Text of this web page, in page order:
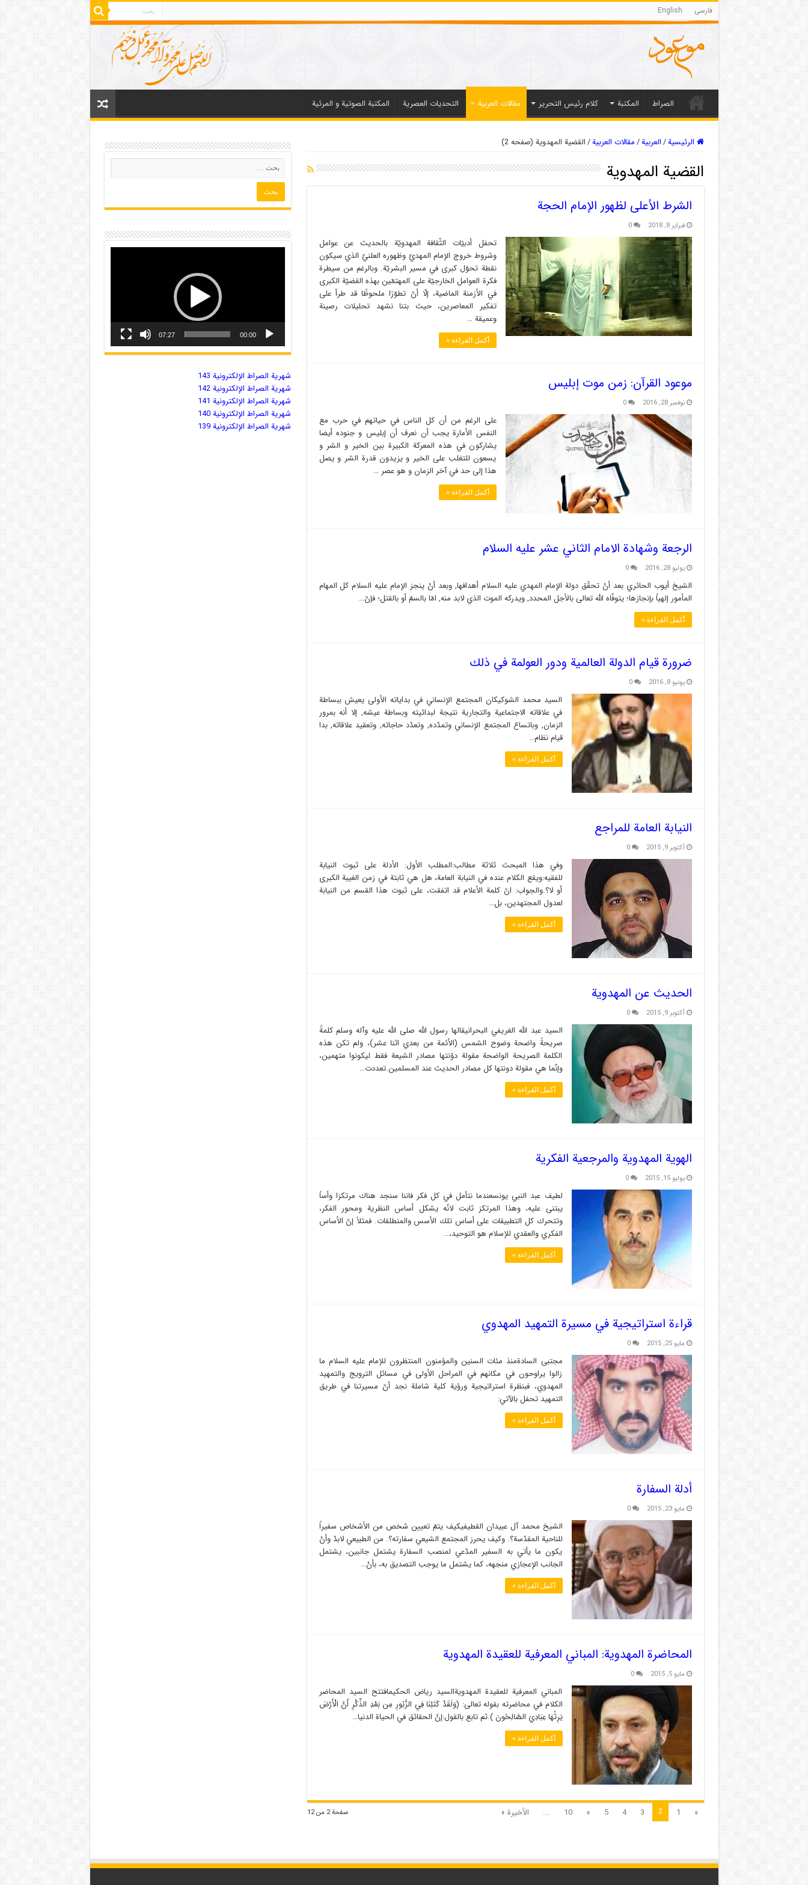
فارسی English
الصراط المکتبة كلام رئيس التحرير مقالات العربیة التحديات العصرية المكتبة الصوتية و المرئية
الرئيسية/العربیة/مقالات العربیة/القضية المهدویة (صفحه 2)
القضية المهدویة
الشرط الأعلى لظهور الإمام الحجة
فبراير 8, 2018 0
تحفل أدبيّات الثّقافة المهدويّة بالحديث عن عوامل
وشروط خروج الإمام المهديّ وظهوره العلنيّ الذي سيكون
نقطة تحوّل كبرى في مسير البشريّة. وبالرغم من سيطرة
فكرة العوامل الخارجيّة على المهتمّين بهذه القضيّة الكبرى
في الأزمنة الماضية، إلّا أنّ تطوّرًا ملحوظًا قد طرأ على
تفكير المعاصرين، حيث بتنا نشهد تحليلات رصينة
وعميقة …
أكمل القراءة »
موعود القرآن: زمن موت إبليس
نوفمبر 28, 2016 0
على الرغم من أن كل الناس في حياتهم في حرب مع
النفس الأمارة يجب أن نعرف أن إبليس و جنوده أيضا
يشاركون في هذه المعركة الكبيرة بين الخير و الشر و
يسعون للتغلب على الخير و يزيدون قدرة الشر و يصل
هذا إلى حد في آخر الزمان و هو عصر …
أكمل القراءة »
الرجعة وشهادة الامام الثاني عشر عليه السلام
يوليو 28, 2016 0
الشيخ أيوب الحائري بعد أنْ تحقّق دولة الإمام المهدي عليه السلام أهدافها, وبعد أنْ ينجز الإمام عليه السلام كل المهام
المأمور إلهياً بإنجازها؛ يتوفّاه الله تعالى بالأجل المحدد, ويدركه الموت الذي لابد منه, امّا بالسمّ أو بالقتل؛ فإنّ…
أكمل القراءة »
ضرورة قيام الدولة العالمية ودور العولمة في ذلك
يونيو 8, 2016 0
السيد محمد الشوكيكان المجتمع الإنساني في بداياته الأولى يعيش ببساطة
في علاقاته الاجتماعية والتجارية نتيجة لبدائيته وبساطة عيشه, إلا أنه بمرور
الزمان, وباتساع المجتمع الإنساني وتمدّده, وتعدّد حاجاته, وتعقيد علاقاته, بدا
قيام نظام…
أكمل القراءة »
النيابة العامة للمراجع
أكتوبر 9, 2015 0
وفي هذا المبحث ثلاثة مطالب:المطلب الأول: الأدلة على ثبوت النيابة
للفقيه:ويقع الكلام عنده في النيابة العامة، هل هي ثابتة في زمن الغيبة الكبرى
أو لا؟.والجواب: انّ كلمة الأعلام قد اتفقت، على ثبوت هذا القسم من النيابة
لعدول المجتهدين، بل…
أكمل القراءة »
الحديث عن المهدوية
أكتوبر 9, 2015 0
السيد عبد الله الغريفي البحرانيقالها رسول الله صلى الله عليه وآله وسلم كلمةً
صريحةً واضحة وضوح الشمس (الأئمة من بعدي اثنا عشر)، ولم تكن هذه
الكلمة الصريحة الواضحة مقولة دوّنتها مصادر الشيعة فقط ليكونوا متهمين،
وإنّما هي مقولة دونتها كل مصادر الحديث عند المسلمين.تعددت…
أكمل القراءة »
الهوية المهدوية والمرجعية الفكرية
يوليو 15, 2015 0
لطيف عبد النبي يونسعندما نتأمل في كل فكر فاننا سنجد هناك مرتكزا وأساً
يبتنى عليه، وهذا المرتكز ثابت لانّه يشكل أساس النظرية ومحور الفكر،
وتتحرك كل التطبيقات على أساس تلك الأسس والمنطلقات. فمثلاً إنّ الأساس
الفكري والعقدي للإسلام هو التوحيد،…
أكمل القراءة »
قراءة استراتيجية في مسيرة التمهيد المهدوي
مايو 25, 2015 0
مجتبى السادةمنذ مئات السنين والمؤمنون المنتظرون للإمام عليه السلام ما
زالوا يراوحون في مكانهم في المراحل الأولى في مسائل الترويج والتمهيد
المهدوي، فبنظرة استراتيجية ورؤية كلية شاملة نجد أنّ مسيرتنا في طريق
التمهيد تحفل بالآتي:
أكمل القراءة »
أدلة السفارة
مايو 23, 2015 0
الشيخ محمد آل عبيدان القطيفيكيف يتمّ تعيين شخص من الأشخاص سفيراً
للناحية المقدّسة؟. وكيف يحرز المجتمع الشيعي سفارته؟. من الطبيعي لابدّ وأنْ
يكون ما يأتي به السفير المدّعي لمنصب السفارة يشتمل جانبين، يشتمل
الجانب الإعجازي منجهه، كما يشتمل ما يوجب التصديق به، بأنْ…
أكمل القراءة »
المحاضرة المهدوية: المباني المعرفية للعقيدة المهدوية
مايو 5, 2015 0
المباني المعرفية للعقيدة المهدويةالسيد رياض الحكيمافتتح السيد المحاضر
الكلام في محاضرته بقوله تعالى: (وَلَقَدْ كَتَبْنَا فِي الزَّبُورِ مِن بَعْدِ الذِّكْرِ أَنَّ الْأَرْضَ
يَرِثُهَا عِبَادِيَ الصَّالِحُونَ ).ثم تابع بالقول:إنَّ الحقائق في الحياة الدنيا…
أكمل القراءة »
صفحة 2 من 12 «
1
2
3
4
5
»
10
... الأخيرة »
00:00
07:27
شهریة الصراط الإلكترونية 143
شهریة الصراط الإلكترونية 142
شهریة الصراط الإلكترونية 141
شهریة الصراط الإلكترونية 140
شهریة الصراط الإلكترونية 139